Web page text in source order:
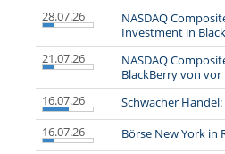
28.07.26
NASDAQ
Investment in
21.07.26
NASDAQ
BlackBerry von vor
16.07.26
Schwacher
16.07.26
Börse New York in